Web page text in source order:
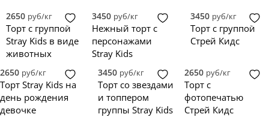
Сначала дорогие
Новинки
2650 руб/кг
Торт с группой
Stray Kids в виде
животных
3450 руб/кг
Нежный торт с
персонажами
Stray Kids
3450 руб/кг
Торт с группой
Стрей Кидс
2650 руб/кг
Торт Stray Kids на
день рождения
девочке
3450 руб/кг
Торт со звездами
и топпером
группы Stray Kids
2650 руб/кг
Торт с
фотопечатью
Стрей Кидс